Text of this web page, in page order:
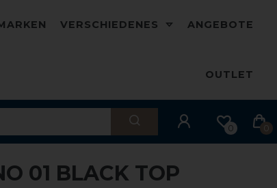
VERSCHIEDENES ANGEBOTE
OUTLET
0 0
01 BLACK TOP